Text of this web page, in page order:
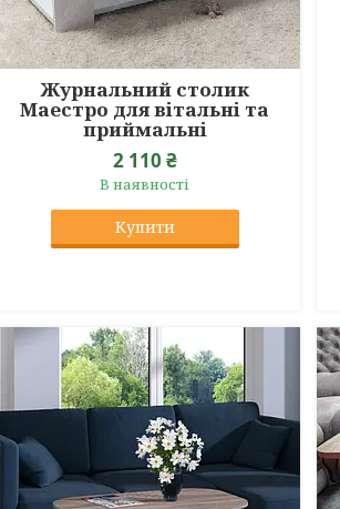
Журнальний столик
Маестро для вітальні та
приймальні
2 110 ₴
В наявності
Купити